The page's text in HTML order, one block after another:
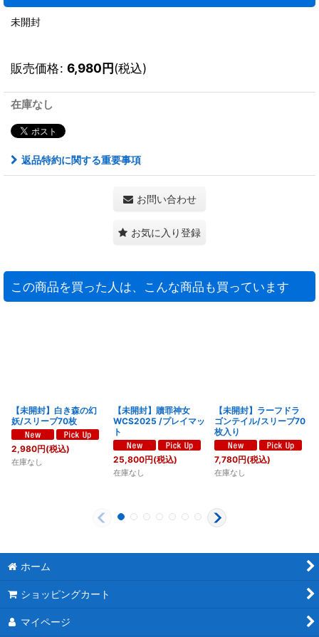
未開封
販売価格: 6,980円(税込)
在庫なし
返品特約に関する重要事項
お問い合わせ
お気に入り登録
この商品を買った人は、こんな商品も買っています
【未開封】白き森の幻
妖/スリーブ70枚
2,980円(税込)
在庫なし
【未開封】贖罪神女
WCS2025 /プレイマッ
ト
25,800円(税込)
在庫なし
【未開封】ラーフドラ
ゴンテイル/スリーブ70
枚入り
7,780円(税込)
在庫なし
ホーム
ショッピングカート
マイページ